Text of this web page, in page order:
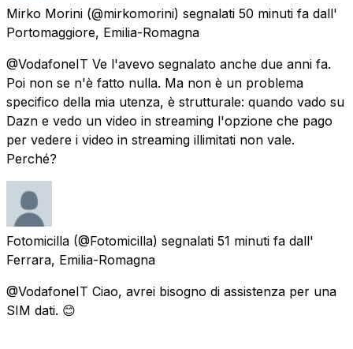
Mirko Morini (@mirkomorini) segnalati 50 minuti fa dall'
Portomaggiore, Emilia-Romagna
@VodafoneIT Ve l'avevo segnalato anche due anni fa.
Poi non se n'è fatto nulla. Ma non è un problema
specifico della mia utenza, è strutturale: quando vado su
Dazn e vedo un video in streaming l'opzione che pago
per vedere i video in streaming illimitati non vale.
Perché?
Fotomicilla (@Fotomicilla) segnalati 51 minuti fa dall'
Ferrara, Emilia-Romagna
@VodafoneIT Ciao, avrei bisogno di assistenza per una
SIM dati. 😊